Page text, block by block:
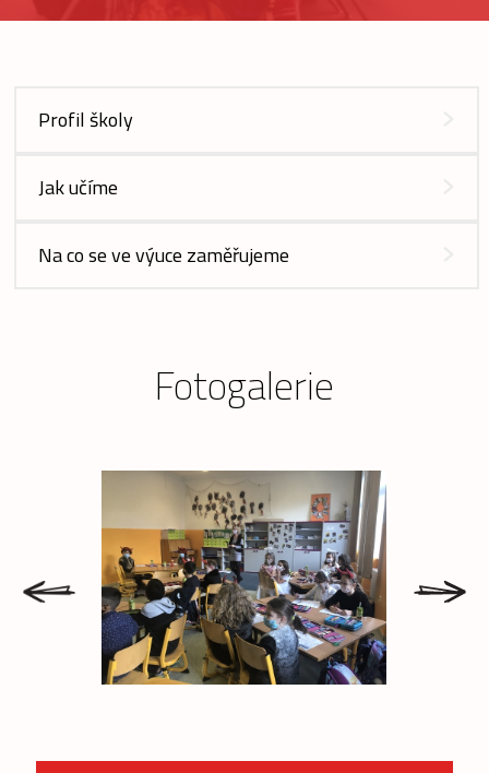
Profil školy
Jak učíme
Na co se ve výuce zaměřujeme
Fotogalerie